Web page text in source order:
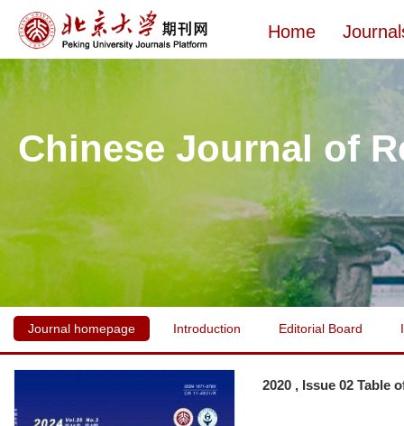
Home
Chinese Journal of
Journal homepage Introduction Editorial Board
2020 , Issue 02 Table